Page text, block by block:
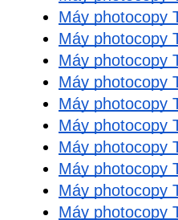
Máy photocopy
Máy photocopy
Máy photocopy
Máy photocopy
Máy photocopy
Máy photocopy
Máy photocopy
Máy photocopy
Máy photocopy
Máy photocopy